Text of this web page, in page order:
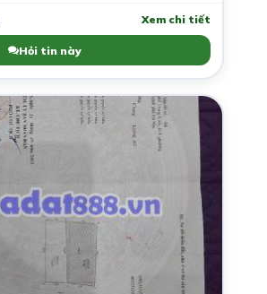
Xem chi tiết
Hỏi tin này